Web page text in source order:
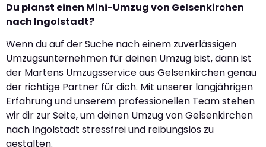
Du planst einen Mini-Umzug von Gelsenkirchen
nach Ingolstadt?
Wenn du auf der Suche nach einem zuverlässigen
Umzugsunternehmen für deinen Umzug bist, dann ist
der Martens Umzugsservice aus Gelsenkirchen genau
der richtige Partner für dich. Mit unserer langjährigen
Erfahrung und unserem professionellen Team stehen
wir dir zur Seite, um deinen Umzug von Gelsenkirchen
nach Ingolstadt stressfrei und reibungslos zu
gestalten.